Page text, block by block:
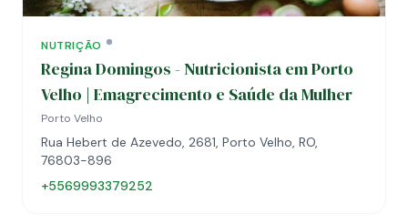
NUTRIÇÃO
Regina Domingos - Nutricionista em Porto
Velho | Emagrecimento e Saúde da Mulher
Porto Velho
Rua Hebert de Azevedo, 2681, Porto Velho, RO,
76803-896
+5569993379252